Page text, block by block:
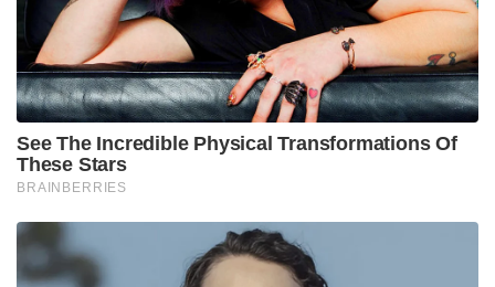
പടിഞ്ഞാറൻ അതിർത്തിയിൽ പാകിസ്ഥാൻ
വ്യോമസേനയും വ്യാപകമായി ഉപയോഗിക്കുന്നുണ്ട്.
മുൻപ് അതിർത്തിയിലുണ്ടായ ‘ഓപ്പറേഷൻ സിന്ദൂർ’
വ്യോമാക്രമണ സമയത്ത് ഇന്ത്യൻ വ്യോമസേനയുടെ
കരുത്തരായ സുഖോയ് (Su-30MKI), ജാഗ്വാർ, റാഫേൽ
(Rafale) വിമാനങ്ങളെ പ്രതിരോധിക്കാൻ
പാകിസ്ഥാൻരംഗത്തിറക്കിയത് ഇതേ ചൈനീസ്
പ്രതിസന്ധികൾ നേരിടുന്ന ബംഗ്ലാദേശിന് ഒരൊറ്റ
വിമാനം കൊണ്ട് വ്യോമപ്രതിരോധവും